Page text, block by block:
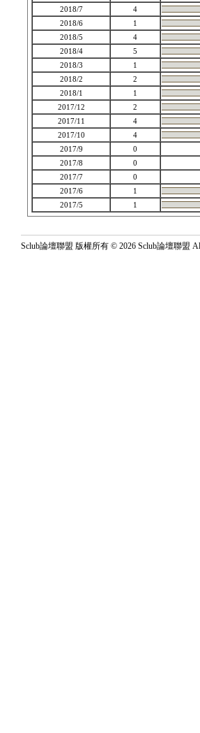
2018/7
4
2018/6
1
2018/5
4
2018/4
5
2018/3
1
2018/2
2
2018/1
1
2017/12
2
2017/11
4
2017/10
4
2017/9
0
2017/8
0
2017/7
0
2017/6
1
2017/5
1
Sclub論壇聯盟 版權所有 © 2026 Sclub論壇聯盟